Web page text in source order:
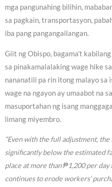
mga pangunahing bilihin,
sa pagkain, transportasyon,
iba pang pangangailangan.
Giit ng Obispo, bagama’t
sa pinakamalalaking wage hike
nananatili pa rin itong malayo sa
wage na ngayon ay umaabot na
masuportahan ng isang
limang miyembro.
“Even with the full adjustment,
significantly below the estimated
place at more than ₱1,200 per
continues to erode workers’